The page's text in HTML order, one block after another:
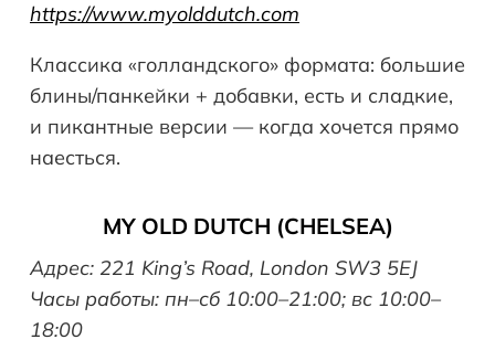
https://www.myolddutch.com
Классика «голландского» формата: большие
блины/панкейки + добавки, есть и сладкие,
и пикантные версии — когда хочется прямо
наесться.
MY OLD DUTCH (CHELSEA)
Адрес: 221 King’s Road, London SW3 5EJ
Часы работы: пн–сб 10:00–21:00; вс 10:00–
18:00